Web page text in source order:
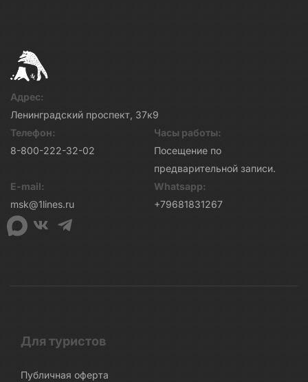
Адрес:
Ленинградский проспект, 37к9
Телефон:
8-800-222-32-02
Часы работы:
Посещение по
предварительной записи.
E-mail:
msk@1lines.ru
Whatsapp:
+79681831267
Для туристов
Публичная оферта